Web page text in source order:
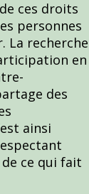
ces droits
personnes
La recherche
en
des
ainsi
de ce qui fait